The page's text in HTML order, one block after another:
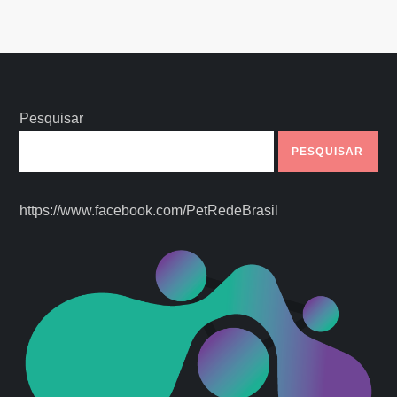
Pesquisar
PESQUISAR
https://www.facebook.com/PetRedeBrasil